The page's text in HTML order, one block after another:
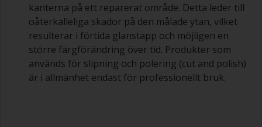
kanterna på ett reparerat område. Detta leder till
oåterkalleliga skador på den målade ytan, vilket
resulterar i förtida glanstapp och möjligen en
större färgförändring över tid. Produkter som
används för slipning och polering (cut and polish)
är i allmänhet endast för professionellt bruk.